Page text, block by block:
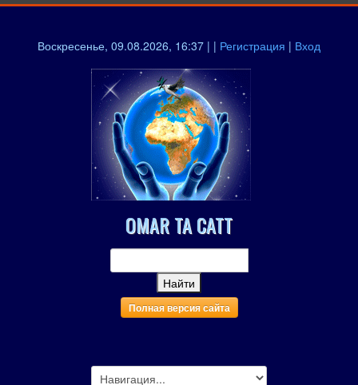
Воскресенье, 09.08.2026, 16:37 | | Регистрация | Вход
OMAR TA CATT
Полная версия сайта